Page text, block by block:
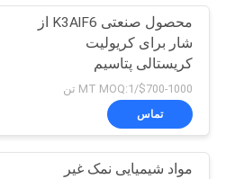
محصول صنعتی K3AlF6 از
شار برای کریولیت
کریستالی پتاسیم
$700-1000/MT MOQ:1 تن
تماس
مواد شیمیایی نمک غیر